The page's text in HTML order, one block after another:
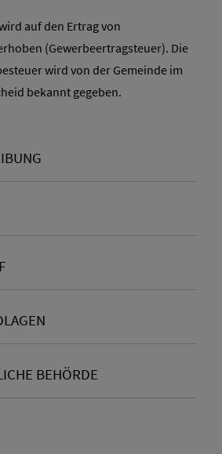
auf den Ertrag von
(Gewerbeertragsteuer). Die
wird von der Gemeinde im
bekannt gegeben.
BEHÖRDE